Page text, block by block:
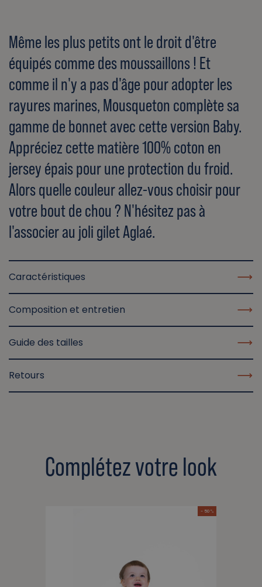
Même les plus petits ont le droit d'être
équipés comme des moussaillons ! Et
comme il n'y a pas d'âge pour adopter les
rayures marines, Mousqueton complète sa
gamme de bonnet avec cette version Baby.
Appréciez cette matière 100% coton en
jersey épais pour une protection du froid.
Alors quelle couleur allez-vous choisir pour
votre bout de chou ? N'hésitez pas à
l'associer au joli gilet Aglaé.
Caractéristiques
Composition et entretien
Guide des tailles
Retours
Complétez votre look
- 50 %